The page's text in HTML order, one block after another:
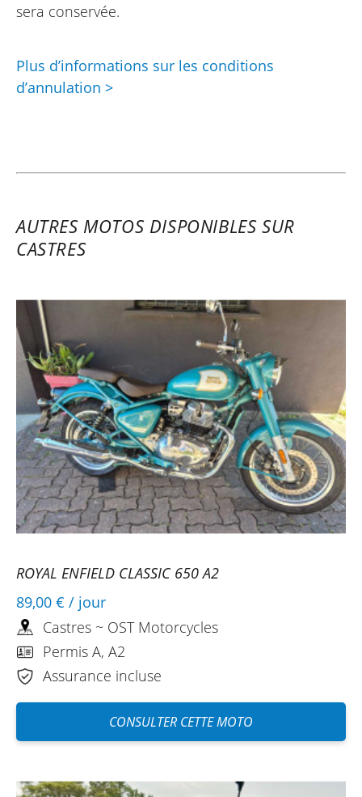
sera conservée.
Plus d’informations sur les conditions
d’annulation >
AUTRES MOTOS DISPONIBLES SUR
CASTRES
ROYAL ENFIELD CLASSIC 650 A2
89,00 € / jour
Castres ~ OST Motorcycles
Permis A, A2
Assurance incluse
CONSULTER CETTE MOTO